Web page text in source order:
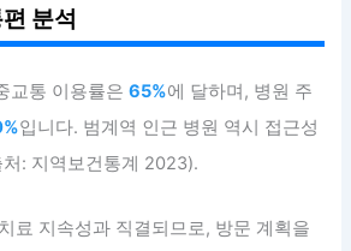
분석
교통 이용률은65%에 달하며, 병원 주
입니다. 범계역 인근 병원 역시 접근성
: 지역보건통계 2023).
료 지속성과 직결되므로, 방문 계획을